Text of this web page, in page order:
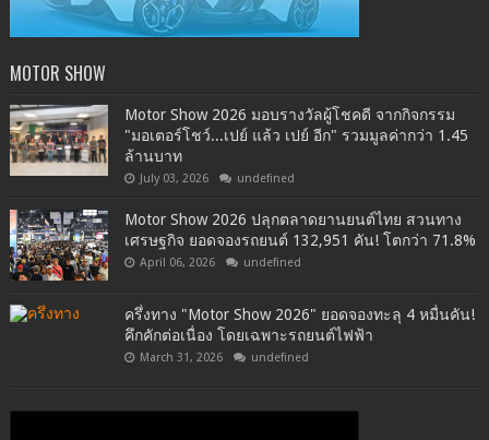
MOTOR SHOW
Motor Show 2026 มอบรางวัลผู้โชคดี จากกิจกรรม
"มอเตอร์โชว์...เปย์ แล้ว เปย์ อีก" รวมมูลค่ากว่า 1.45
ล้านบาท
July 03, 2026 undefined
Motor Show 2026 ปลุกตลาดยานยนต์ไทย สวนทาง
เศรษฐกิจ ยอดจองรถยนต์ 132,951 คัน! โตกว่า 71.8%
April 06, 2026 undefined
ครึ่งทาง "Motor Show 2026" ยอดจองทะลุ 4 หมื่นคัน!
คึกคักต่อเนื่อง โดยเฉพาะรถยนต์ไฟฟ้า
March 31, 2026 undefined